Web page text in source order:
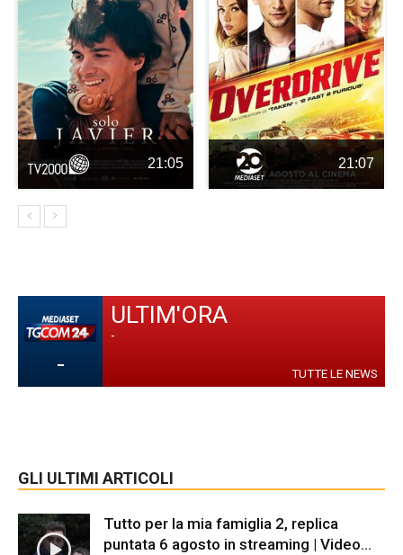
21:05 21:07
-
ULTIM'ORA
-
TUTTE LE NEWS
GLI ULTIMI ARTICOLI
Tutto per la mia famiglia 2, replica
puntata 6 agosto in streaming | Video...